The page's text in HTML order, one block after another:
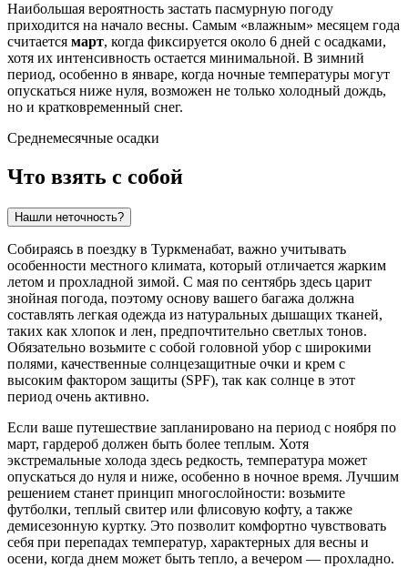
Наибольшая вероятность застать пасмурную погоду
приходится на начало весны. Самым «влажным» месяцем года
считается март, когда фиксируется около 6 дней с осадками,
хотя их интенсивность остается минимальной. В зимний
период, особенно в январе, когда ночные температуры могут
опускаться ниже нуля, возможен не только холодный дождь,
но и кратковременный снег.
Среднемесячные осадки
Что взять с собой
Нашли неточность?
Собираясь в поездку в Туркменабат, важно учитывать
особенности местного климата, который отличается жарким
летом и прохладной зимой. С мая по сентябрь здесь царит
знойная погода, поэтому основу вашего багажа должна
составлять легкая одежда из натуральных дышащих тканей,
таких как хлопок и лен, предпочтительно светлых тонов.
Обязательно возьмите с собой головной убор с широкими
полями, качественные солнцезащитные очки и крем с
высоким фактором защиты (SPF), так как солнце в этот
период очень активно.
Если ваше путешествие запланировано на период с ноября по
март, гардероб должен быть более теплым. Хотя
экстремальные холода здесь редкость, температура может
опускаться до нуля и ниже, особенно в ночное время. Лучшим
решением станет принцип многослойности: возьмите
футболки, теплый свитер или флисовую кофту, а также
демисезонную куртку. Это позволит комфортно чувствовать
себя при перепадах температур, характерных для весны и
осени, когда днем может быть тепло, а вечером — прохладно.